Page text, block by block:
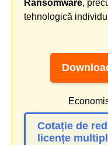
Ransomware,
tehnologică
Cotație de
licențe